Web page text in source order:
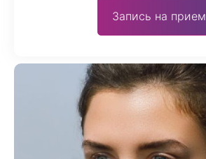
Запись на прием